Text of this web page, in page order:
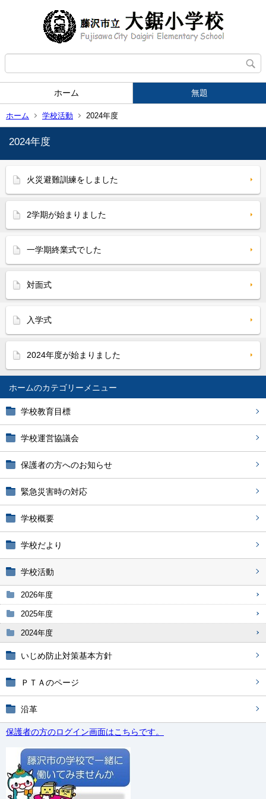
ホーム 無題
ホーム 学校活動 2024年度
ホーム
学校教育目標
学校運営協議会
保護者の方へのお知らせ
緊急災害時の対応
学校概要
学校だより
学校活動
2026年度
2025年度
2024年度
いじめ防止対策基本方針
ＰＴＡのページ
沿革
保護者の方のログイン画面はこちらです。
2024年度
火災避難訓練をしました
2学期が始まりました
一学期終業式でした
対面式
入学式
2024年度が始まりました